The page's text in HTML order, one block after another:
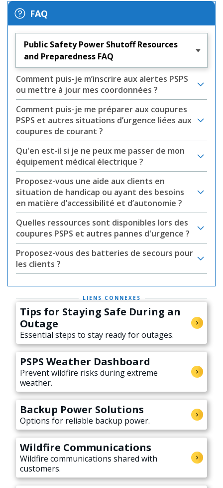
FAQ
Public Safety Power Shutoff Resources
and Preparedness FAQ
Comment puis-je m’inscrire aux alertes PSPS
ou mettre à jour mes coordonnées ?
Comment puis-je me préparer aux coupures
PSPS et autres situations d’urgence liées aux
coupures de courant ?
Qu'en est-il si je ne peux me passer de mon
équipement médical électrique ?
Proposez-vous une aide aux clients en
situation de handicap ou ayant des besoins
en matière d’accessibilité et d’autonomie ?
Quelles ressources sont disponibles lors des
coupures PSPS et autres pannes d'urgence ?
Proposez-vous des batteries de secours pour
les clients ?
LIENS CONNEXES
Tips for Staying Safe During an
Outage
Essential steps to stay ready for outages.
PSPS Weather Dashboard
Prevent wildfire risks during extreme
weather.
Backup Power Solutions
Options for reliable backup power.
Wildfire Communications
Wildfire communications shared with
customers.